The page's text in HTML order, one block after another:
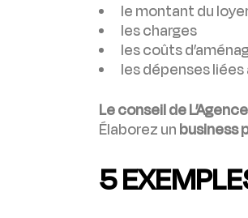
le montant du
les charges
les coûts
les dépenses
Le conseil de
Élaborez unbusiness
5